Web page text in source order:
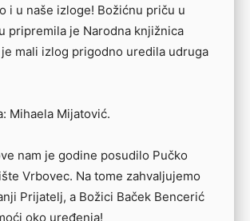
i u naše izloge! Božićnu priču u
pripremila je Narodna knjižnica
mali izlog prigodno uredila udruga
Mihaela Mijatović.
nam je godine posudilo Pučko
Vrbovec. Na tome zahvaljujemo
Prijatelj, a Božici Baček Bencerić
oko uređenja!